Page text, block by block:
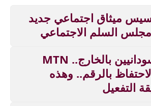
ميثاق اجتماعي جديد
السلم الاجتماعي
خدمة تهم السودانيين بالخارج.. MTN
بالرقم.. وهذه
التفعيل